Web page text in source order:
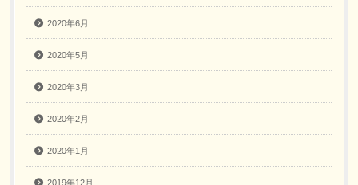
2020年6月
2020年5月
2020年3月
2020年2月
2020年1月
2019年12月